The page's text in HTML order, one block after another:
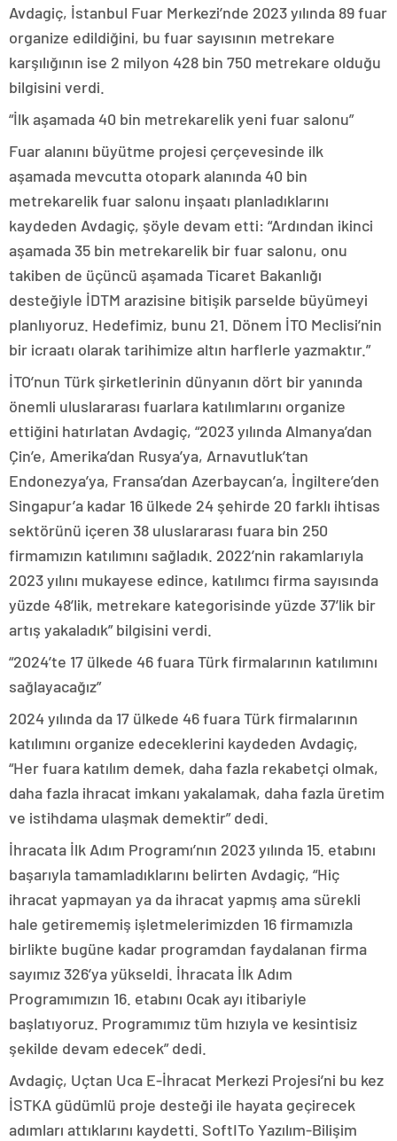
Avdagiç, İstanbul Fuar Merkezi’nde 2023 yılında 89 fuar
organize edildiğini, bu fuar sayısının metrekare
karşılığının ise 2 milyon 428 bin 750 metrekare olduğu
bilgisini verdi.
“İlk aşamada 40 bin metrekarelik yeni fuar salonu”
Fuar alanını büyütme projesi çerçevesinde ilk
aşamada mevcutta otopark alanında 40 bin
metrekarelik fuar salonu inşaatı planladıklarını
kaydeden Avdagiç, şöyle devam etti: “Ardından ikinci
aşamada 35 bin metrekarelik bir fuar salonu, onu
takiben de üçüncü aşamada Ticaret Bakanlığı
desteğiyle İDTM arazisine bitişik parselde büyümeyi
planlıyoruz. Hedefimiz, bunu 21. Dönem İTO Meclisi’nin
bir icraatı olarak tarihimize altın harflerle yazmaktır.”
İTO’nun Türk şirketlerinin dünyanın dört bir yanında
önemli uluslararası fuarlara katılımlarını organize
ettiğini hatırlatan Avdagiç, “2023 yılında Almanya’dan
Çin’e, Amerika’dan Rusya’ya, Arnavutluk’tan
Endonezya’ya, Fransa’dan Azerbaycan’a, İngiltere’den
Singapur’a kadar 16 ülkede 24 şehirde 20 farklı ihtisas
sektörünü içeren 38 uluslararası fuara bin 250
firmamızın katılımını sağladık. 2022’nin rakamlarıyla
2023 yılını mukayese edince, katılımcı firma sayısında
yüzde 48’lik, metrekare kategorisinde yüzde 37’lik bir
artış yakaladık” bilgisini verdi.
“2024’te 17 ülkede 46 fuara Türk firmalarının katılımını
sağlayacağız”
2024 yılında da 17 ülkede 46 fuara Türk firmalarının
katılımını organize edeceklerini kaydeden Avdagiç,
“Her fuara katılım demek, daha fazla rekabetçi olmak,
daha fazla ihracat imkanı yakalamak, daha fazla üretim
ve istihdama ulaşmak demektir” dedi.
İhracata İlk Adım Programı’nın 2023 yılında 15. etabını
başarıyla tamamladıklarını belirten Avdagiç, “Hiç
ihracat yapmayan ya da ihracat yapmış ama sürekli
hale getirememiş işletmelerimizden 16 firmamızla
birlikte bugüne kadar programdan faydalanan firma
sayımız 326’ya yükseldi. İhracata İlk Adım
Programımızın 16. etabını Ocak ayı itibariyle
başlatıyoruz. Programımız tüm hızıyla ve kesintisiz
şekilde devam edecek” dedi.
Avdagiç, Uçtan Uca E-İhracat Merkezi Projesi’ni bu kez
İSTKA güdümlü proje desteği ile hayata geçirecek
adımları attıklarını kaydetti. SoftITo Yazılım-Bilişim